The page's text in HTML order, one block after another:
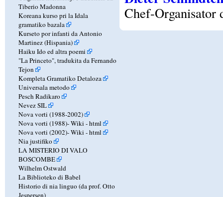
Tiberio Madonna
Koreana kurso pri la Idala
gramatiko bazala
Kurseto por infanti da Antonio
Martinez (Hispania)
Haiku Ido ed altra poemi
"La Princeto", tradukita da Fernando
Tejon
Kompleta Gramatiko Detaloza
Universala metodo
Pesch Radikaro
Nevez SIL
Nova vorti (1988-2002)
Nova vorti (1988)-Wiki -html
Nova vorti (2002)-Wiki -html
Nia justifiko
LA MISTERIO DI VALO
BOSCOMBE
Wilhelm Ostwald
La Biblioteko di Babel
Historio di nia linguo (da prof. Otto
Jespersen)
Chef-Organisator